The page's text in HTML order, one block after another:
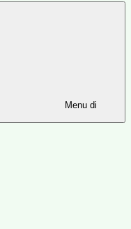
Menu di